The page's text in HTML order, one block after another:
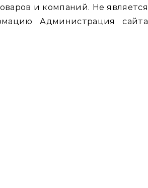
и компаний. Не является
Администрация сайта